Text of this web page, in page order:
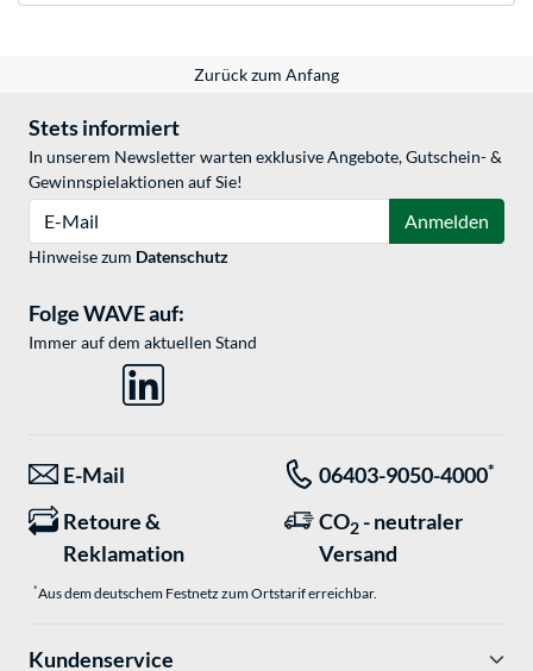
Zurück zum Anfang
Stets informiert
In unserem Newsletter warten exklusive Angebote, Gutschein- &
Gewinnspielaktionen auf Sie!
Anmelden
Hinweise zum Datenschutz
Folge WAVE auf:
Immer auf dem aktuellen Stand
E-Mail 06403-9050-4000*
Retoure &
Reklamation
CO2 - neutraler
Versand
*Aus dem deutschem Festnetz zum Ortstarif erreichbar.
Kundenservice